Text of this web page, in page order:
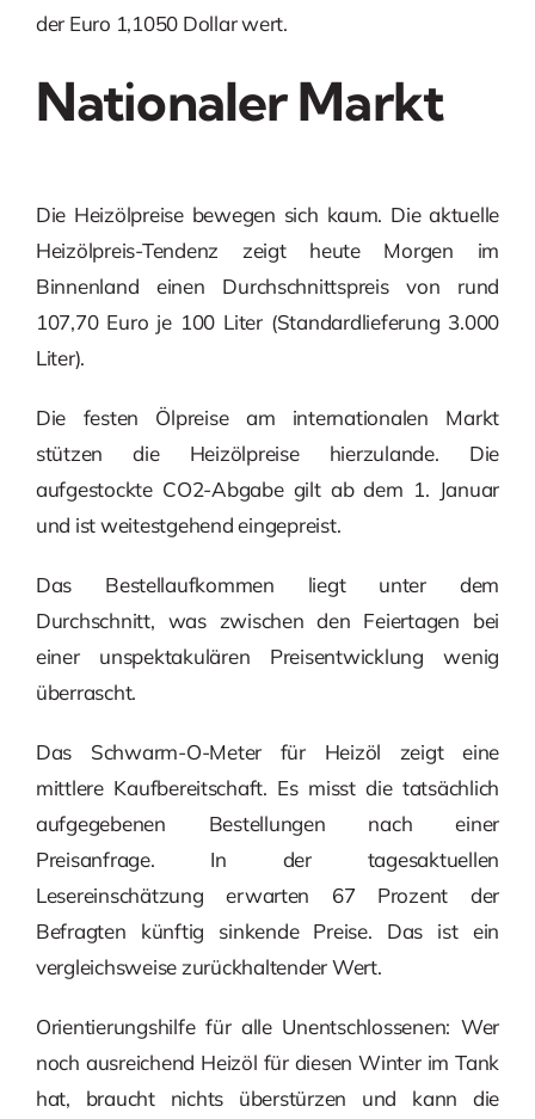
der Euro 1,1050 Dollar wert.
Nationaler Markt
Die Heizölpreise bewegen sich kaum. Die aktuelle
Heizölpreis-Tendenz zeigt heute Morgen im
Binnenland einen Durchschnittspreis von rund
107,70 Euro je 100 Liter (Standardlieferung 3.000
Liter).
Die festen Ölpreise am internationalen Markt
stützen die Heizölpreise hierzulande. Die
aufgestockte CO2-Abgabe gilt ab dem 1. Januar
und ist weitestgehend eingepreist.
Das Bestellaufkommen liegt unter dem
Durchschnitt, was zwischen den Feiertagen bei
einer unspektakulären Preisentwicklung wenig
überrascht.
Das Schwarm-O-Meter für Heizöl zeigt eine
mittlere Kaufbereitschaft. Es misst die tatsächlich
aufgegebenen Bestellungen nach einer
Preisanfrage. In der tagesaktuellen
Lesereinschätzung erwarten 67 Prozent der
Befragten künftig sinkende Preise. Das ist ein
vergleichsweise zurückhaltender Wert.
Orientierungshilfe für alle Unentschlossenen: Wer
noch ausreichend Heizöl für diesen Winter im Tank
hat, braucht nichts überstürzen und kann die